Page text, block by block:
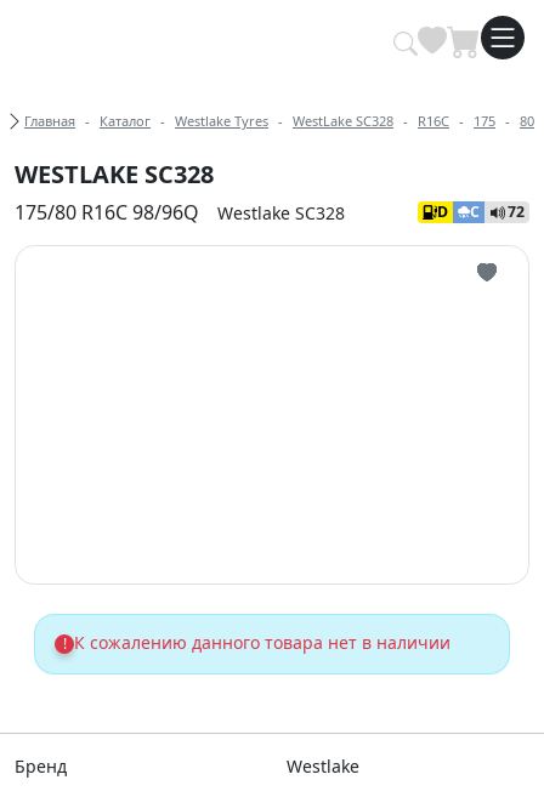
Купить автомобильные шины
Хлебные крошки
Главная Каталог Westlake Tyres WestLake SC328 R16C 175 80
WESTLAKE SC328
175/80 R16C 98/96Q Westlake SC328 D C 72
! К сожалению данного товара нет в наличии
Бренд
Westlake